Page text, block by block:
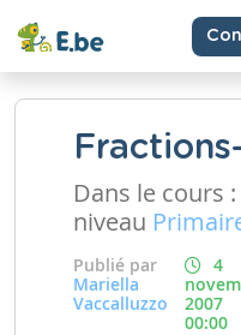
Dans le cours :
niveau
Publié par
Mariella
Vaccalluzzo
4
2007
00:00